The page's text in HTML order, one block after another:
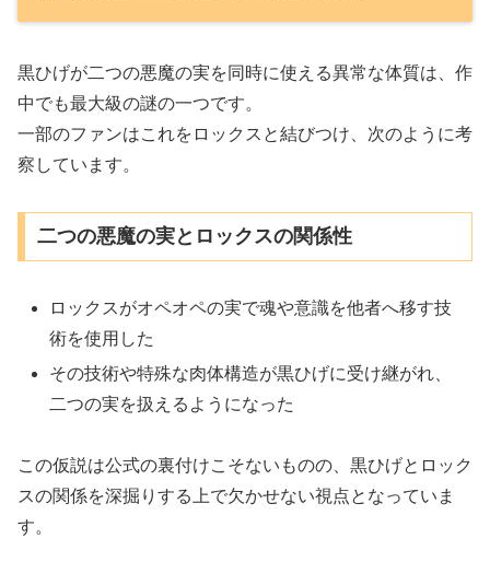
黒ひげが二つの悪魔の実を同時に使える異常な体質は、作
中でも最大級の謎の一つです。
一部のファンはこれをロックスと結びつけ、次のように考
察しています。
二つの悪魔の実とロックスの関係性
ロックスがオペオペの実で魂や意識を他者へ移す技
術を使用した
その技術や特殊な肉体構造が黒ひげに受け継がれ、
二つの実を扱えるようになった
この仮説は公式の裏付けこそないものの、黒ひげとロック
スの関係を深掘りする上で欠かせない視点となっていま
す。